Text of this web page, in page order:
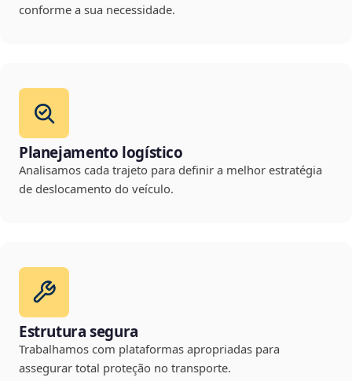
conforme a sua necessidade.
Planejamento logístico
Analisamos cada trajeto para definir a melhor estratégia
de deslocamento do veículo.
Estrutura segura
Trabalhamos com plataformas apropriadas para
assegurar total proteção no transporte.